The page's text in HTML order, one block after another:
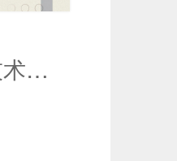
嵌入式系统技术（第二版）